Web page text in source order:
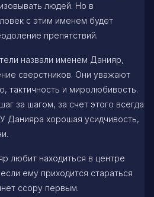
людей. Но в
с этим именем будет
препятствий.
назвали именем Данияр,
сверстников. Они уважают
тактичность и миролюбивость.
за шагом, за счет этого всегда
Данияра хорошая усидчивость,
любит находиться в центре
ему приходится стараться
ссору первым.